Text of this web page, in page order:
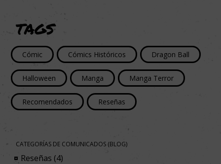
TAGS
Cómic Cómics Históricos Dragon Ball
Halloween Manga Manga Terror
Recomendados Reseñas
CATEGORÍAS DE COMUNICADOS (BLOG)
Reseñas (4)